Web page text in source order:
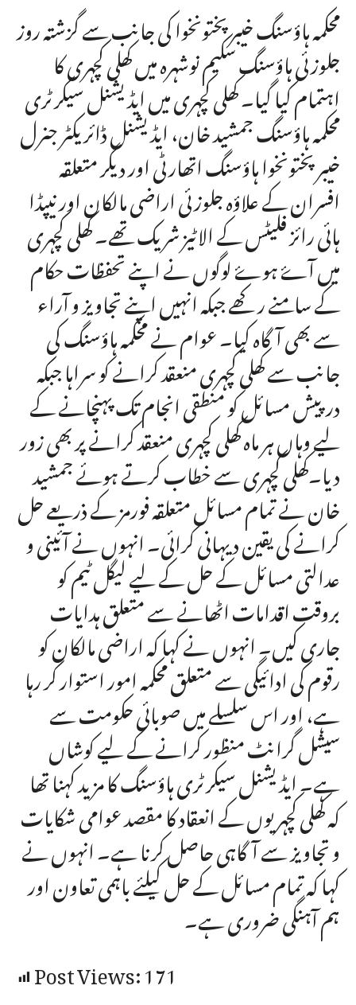
محکمہ ہاؤسنگ خیبرپختونخوا کی جانب سے گزشتہ روز
جلوزئی ہاؤسنگ سکیم نوشہرہ میں کھلی کچہری کا
اہتمام کیا گیا۔ کھلی کچہری میں ایڈیشنل سیکرٹری
محکمہ ہاؤسنگ جمشید خان، ایڈیشنل ڈائریکٹر جنرل
خیبرپختونخوا ہاؤسنگ اتھارٹی اور دیگر متعلقہ
افسران کے علاؤہ جلوزئی اراضی مالکان اور نیپڈا
ہائی رائز فلیٹس کے الاٹیز شریک تھے۔ کھلی کچہری
میں آۓ ہوۓ لوگوں نے اپنے تحفظات حکام
کے سامنے رکھے جبکہ انہیں اپنے تجاویز و آراء
سے بھی آگاہ کیا۔ عوام نے محکمہ ہاؤسنگ کی
جانب سے کھلی کچہری منعقد کرانے کو سراہا جبکہ
درپیش مسائل کو منطقی انجام تک پہنچانے کے
لیے وہاں ہر ماہ کھلی کچہری منعقد کرانے پر بھی زور
دیا۔کھلی کچہری سے خطاب کرتے ہوئے جمشید
خان نے تمام مسائل متعلقہ فورمز کے ذریعے حل
کرانے کی یقین دیہانی کرائی۔ انہوں نے آئینی و
عدالتی مسائل کے حل کے لیے لیگل ٹیم کو
بروقت اقدامات اٹھانے سے متعلق ہدایات
جاری کیں۔ انہوں نے کہا کہ اراضی مالکان کو
رقوم کی ادائیگی سے متعلق محکمہ امور استوار کر رہا
ہے، اور اس سلسلے میں صوبائی حکومت سے
سیشل گرانٹ منظور کرانے کے لیے کوشاں
ہے۔ ایڈیشنل سیکرٹری ہاؤسنگ کا مزید کہنا تھا
کہ کھلی کچہریوں کے انعقاد کا مقصد عوامی شکایات
و تجاویز سے آگاہی حاصل کرنا ہے۔ انہوں نے
کہا کہ تمام مسائل کے حل کیلئے باہمی تعاون اور
ہم آہنگی ضروری ہے۔
Post Views:171